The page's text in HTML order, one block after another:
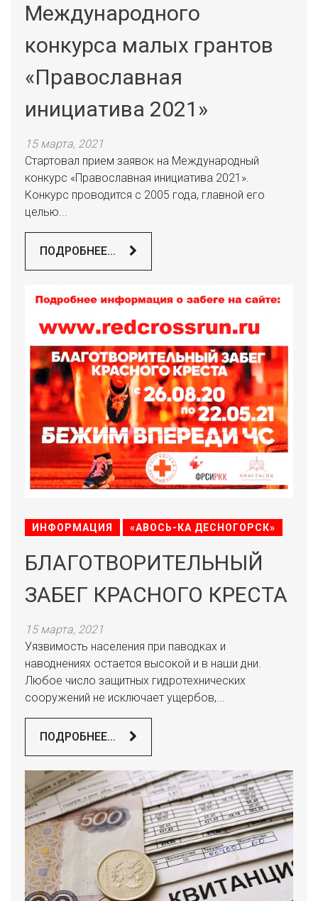
Международного
конкурса малых грантов
«Православная
инициатива 2021»
15 марта, 2021
Стартовал прием заявок на Международный
конкурс «Православная инициатива 2021».
Конкурс проводится с 2005 года, главной его
целью...
ПОДРОБНЕЕ...
ИНФОРМАЦИЯ «АВОСЬ-КА ДЕСНОГОРСК»
БЛАГОТВОРИТЕЛЬНЫЙ
ЗАБЕГ КРАСНОГО КРЕСТА
15 марта, 2021
Уязвимость населения при паводках и
наводнениях остается высокой и в наши дни.
Любое число защитных гидротехнических
сооружений не исключает ущербов,...
ПОДРОБНЕЕ...